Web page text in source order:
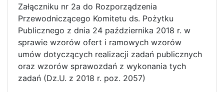
Załączniku nr 2a do Rozporządzenia
Przewodniczącego Komitetu ds. Pożytku
Publicznego z dnia 24 października 2018 r. w
sprawie wzorów ofert i ramowych wzorów
umów dotyczących realizacji zadań publicznych
oraz wzorów sprawozdań z wykonania tych
zadań (Dz.U. z 2018 r. poz. 2057)